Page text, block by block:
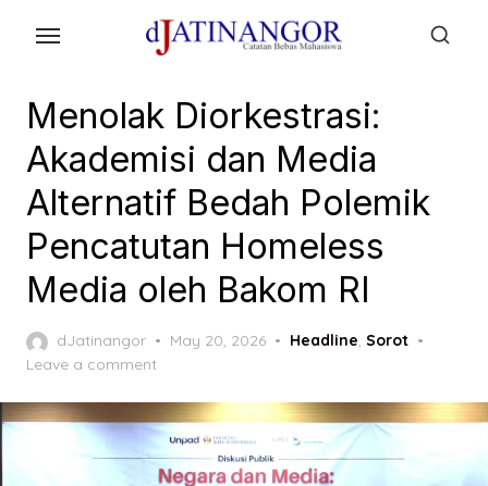
contentMenolak Diorkestrasi:
Akademisi dan Media
Alternatif Bedah Polemik
Pencatutan Homeless
Media oleh Bakom RI
dJatinangor
Posted
May 20, 2026 Headline, Sorot
Leave a comment